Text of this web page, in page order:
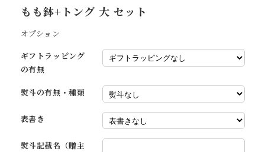
もも鉢+トング 大 セット
オプション
ギフトラッピング
の有無
熨斗の有無・種類
表書き
熨斗記載名（贈主